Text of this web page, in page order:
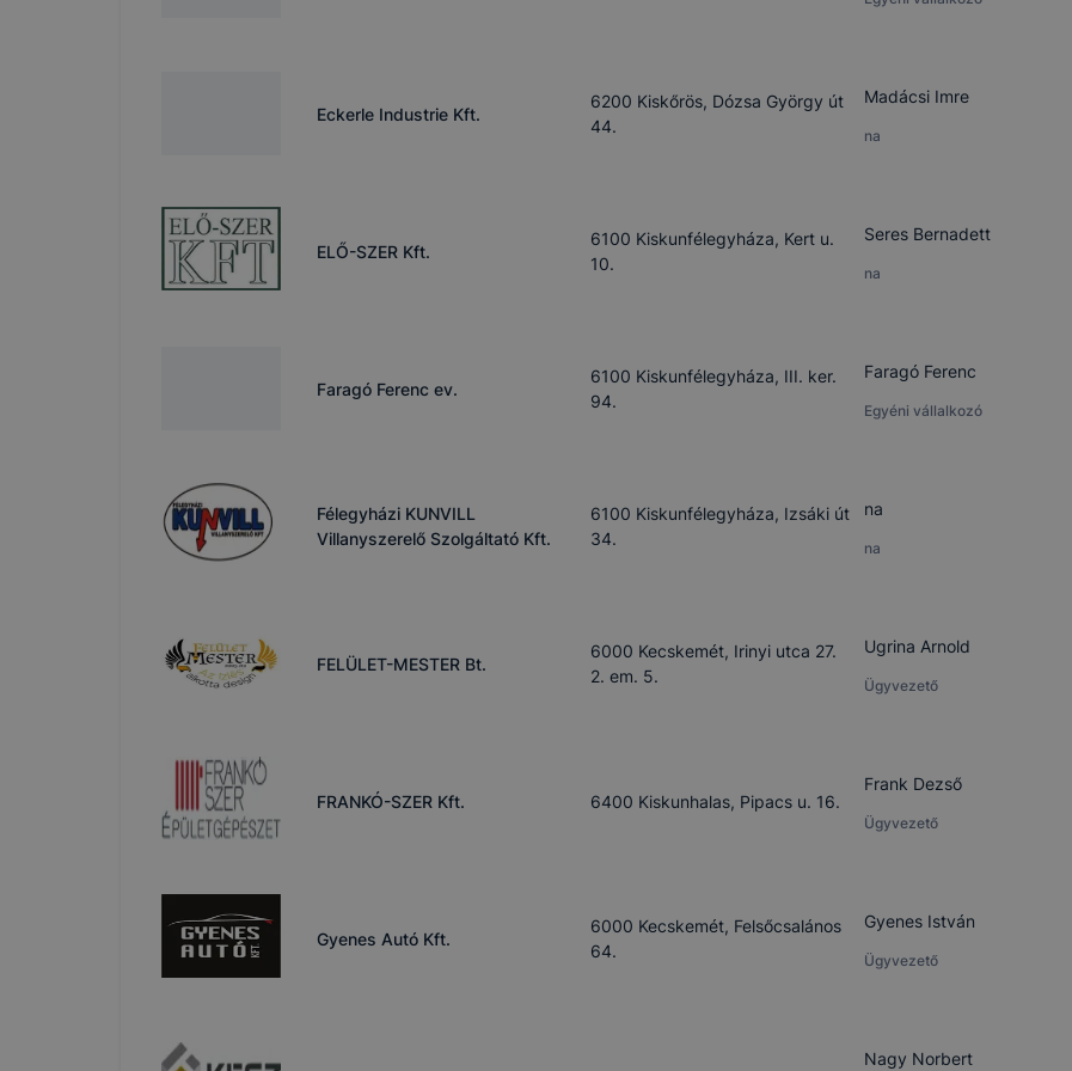
Eckerle Industrie Kft.
6200 Kiskőrös, Dózsa György út
44.
Madácsi Imre
na
ELŐ-SZER Kft.
6100 Kiskunfélegyháza, Kert u.
10.
Seres Bernadett
na
Faragó Ferenc ev.
6100 Kiskunfélegyháza, III. ker.
94.
Faragó Ferenc
Egyéni vállalkozó
Félegyházi KUNVILL
Villanyszerelő Szolgáltató Kft.
6100 Kiskunfélegyháza, Izsáki út
34.
na
na
FELÜLET-MESTER Bt.
6000 Kecskemét, Irinyi utca 27.
2. em. 5.
Ugrina Arnold
Ügyvezető
FRANKÓ-SZER Kft. 6400 Kiskunhalas, Pipacs u. 16.
Frank Dezső
Ügyvezető
Gyenes Autó Kft.
6000 Kecskemét, Felsőcsalános
64.
Gyenes István
Ügyvezető
Nagy Norbert
tervezettől eltérően fog működni böngészőjében.